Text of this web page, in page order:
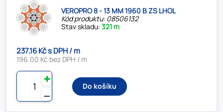
VEROPRO 8 - 13 MM 1960 B ZS LHOL
Kód produktu: 08506132
Stav skladu:321 m
237.16 Kč s DPH / m
196.00 Kč bez DPH / m
⚊
✚
Do košíku